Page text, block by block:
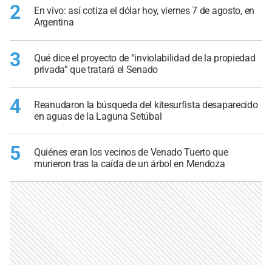
2
En vivo: así cotiza el dólar hoy, viernes 7 de agosto, en
Argentina
3
Qué dice el proyecto de “inviolabilidad de la propiedad
privada” que tratará el Senado
4
Reanudaron la búsqueda del kitesurfista desaparecido
en aguas de la Laguna Setúbal
5
Quiénes eran los vecinos de Venado Tuerto que
murieron tras la caída de un árbol en Mendoza